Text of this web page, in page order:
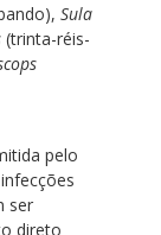
Sula
(trinta-réis-
pelo
ser
direto